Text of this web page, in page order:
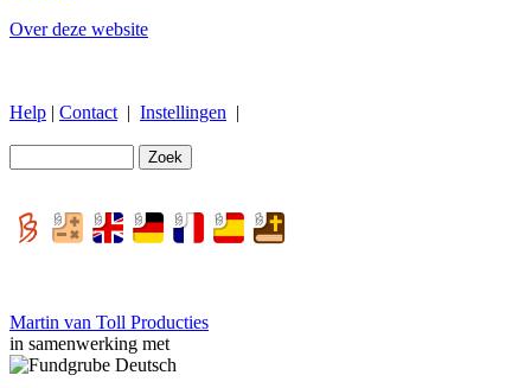
Over deze website
Help | Contact | Instellingen |
Martin van Toll Producties
in samenwerking met